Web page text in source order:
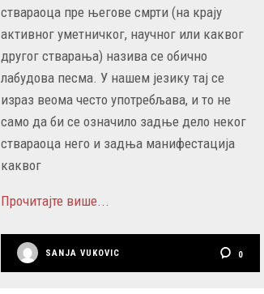
ствараоца пре његове смрти (на крају
активног уметничког, научног или каквог
другог стварања) назива се обично
лабудова песма. У нашем језику тај се
израз веома често употребљава, и то не
само да би се означило задње дело неког
ствараоца него и задња манифестација
каквог
Прочитајте више...
SANJA VUKOVIC 0